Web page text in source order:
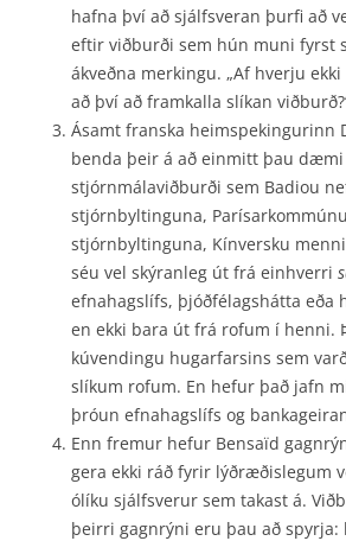
hafna því að sjálfsveran þurfi að
eftir viðburði sem hún muni fyrst
ákveðna merkingu. „Af hverju
að því að framkalla slíkan
Ásamt franska heimspekingurinn
benda þeir á að einmitt þau
stjórnmálaviðburði sem Badiou
stjórnbyltinguna,
stjórnbyltinguna, Kínversku
séu vel skýranleg út frá einhverri
efnahagslífs, þjóðfélagshátta eða
en ekki bara út frá rofum í henni.
kúvendingu hugarfarsins sem
slíkum rofum. En hefur það jafn
þróun efnahagslífs og
Enn fremur hefur Bensaïd
gera ekki ráð fyrir lýðræðislegum
ólíku sjálfsverur sem takast á.
þeirri gagnrýni eru þau að spyrja: